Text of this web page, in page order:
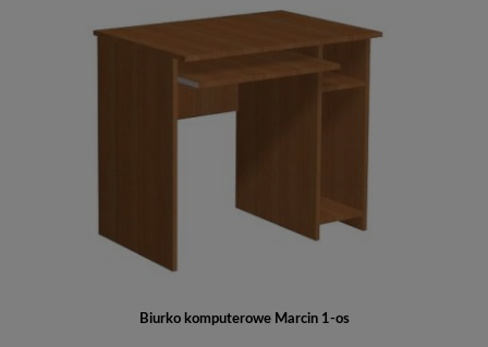
Biurko komputerowe Marcin 1-os